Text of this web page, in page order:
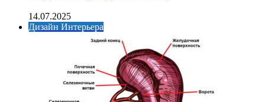
14.07.2025
Дизайн Интерьера